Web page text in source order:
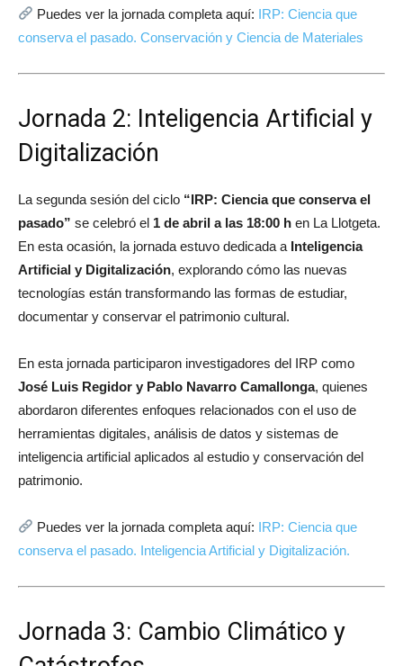
Puedes ver la jornada completa aquí: IRP: Ciencia que
conserva el pasado. Conservación y Ciencia de Materiales
Jornada 2: Inteligencia Artificial y
Digitalización
La segunda sesión del ciclo “IRP: Ciencia que conserva el
pasado” se celebró el 1 de abril a las 18:00 h en La Llotgeta.
En esta ocasión, la jornada estuvo dedicada a Inteligencia
Artificial y Digitalización, explorando cómo las nuevas
tecnologías están transformando las formas de estudiar,
documentar y conservar el patrimonio cultural.
En esta jornada participaron investigadores del IRP como
José Luis Regidor y Pablo Navarro Camallonga, quienes
abordaron diferentes enfoques relacionados con el uso de
herramientas digitales, análisis de datos y sistemas de
inteligencia artificial aplicados al estudio y conservación del
patrimonio.
Puedes ver la jornada completa aquí: IRP: Ciencia que
conserva el pasado. Inteligencia Artificial y Digitalización.
Jornada 3: Cambio Climático y